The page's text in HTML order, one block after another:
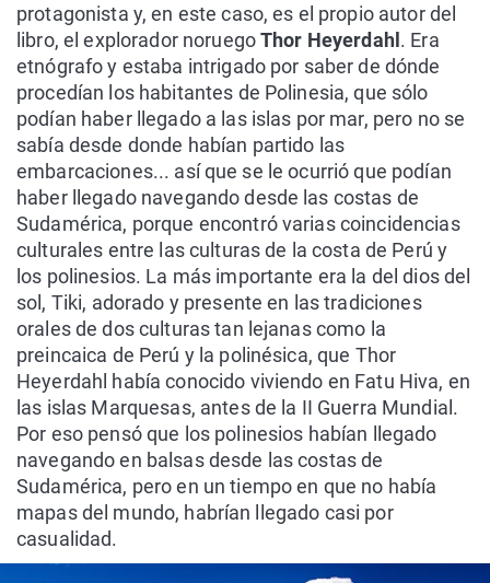
protagonista y, en este caso, es el propio autor del
libro, el explorador noruegoThor Heyerdahl . Era
etnógrafo y estaba intrigado por saber de dónde
procedían los habitantes de Polinesia, que sólo
podían haber llegado a las islas por mar, pero no se
sabía desde donde habían partido las
embarcaciones... así que se le ocurrió que podían
haber llegado navegando desde las costas de
Sudamérica, porque encontró varias coincidencias
culturales entre las culturas de la costa de Perú y
los polinesios. La más importante era la del dios del
sol, Tiki, adorado y presente en las tradiciones
orales de dos culturas tan lejanas como la
preincaica de Perú y la polinésica, que Thor
Heyerdahl había conocido viviendo en Fatu Hiva, en
las islas Marquesas, antes de la II Guerra Mundial.
Por eso pensó que los polinesios habían llegado
navegando en balsas desde las costas de
Sudamérica, pero en un tiempo en que no había
mapas del mundo, habrían llegado casi por
casualidad.